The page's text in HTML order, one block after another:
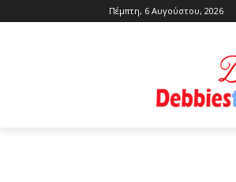
Πέμπτη, 6 Αυγούστου, 2026